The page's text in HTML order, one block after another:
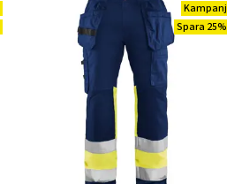
Kampanj
Spara 25%